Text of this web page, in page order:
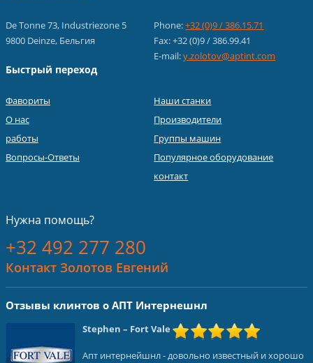
De Tonne 73, Industriezone 5
9800 Deinze, Бельгия
Phone:+32 (0)9 / 386.15.71
Fax: +32 (0)9 / 386.99.41
E-mail:y.zolotov@aptint.com
Быстрый переход
Фавориты
О нас
работы
Вопросы-Ответы
Наши станки
Производители
Группы машин
Популярное оборудование
контакт
Нужна помощь?
+32 492 277 280
Контакт Золотов Евгений
Отзывы клинтов о АПТ Интернешнл
Stephen – Fort Vale
Апт интернейшнл - довольно известный и хорошо